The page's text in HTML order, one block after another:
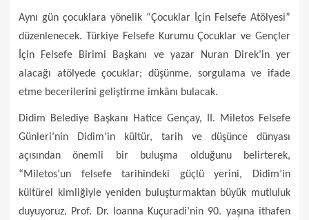
Aynı gün çocuklara yönelik “Çocuklar İçin Felsefe Atölyesi”
düzenlenecek. Türkiye Felsefe Kurumu Çocuklar ve Gençler
İçin Felsefe Birimi Başkanı ve yazar Nuran Direk’in yer
alacağı atölyede çocuklar; düşünme, sorgulama ve ifade
etme becerilerini geliştirme imkânı bulacak.
Didim Belediye Başkanı Hatice Gençay, II. Miletos Felsefe
Günleri’nin Didim’in kültür, tarih ve düşünce dünyası
açısından önemli bir buluşma olduğunu belirterek,
“Miletos’un felsefe tarihindeki güçlü yerini, Didim’in
kültürel kimliğiyle yeniden buluşturmaktan büyük mutluluk
duyuyoruz. Prof. Dr. Ioanna Kuçuradi’nin 90. yaşına ithafen